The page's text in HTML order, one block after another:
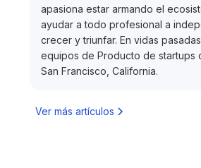
apasiona estar armando el
ayudar a todo profesional a
crecer y triunfar. En vidas
equipos de Producto de startups
San Francisco, California.
Ver más artículos